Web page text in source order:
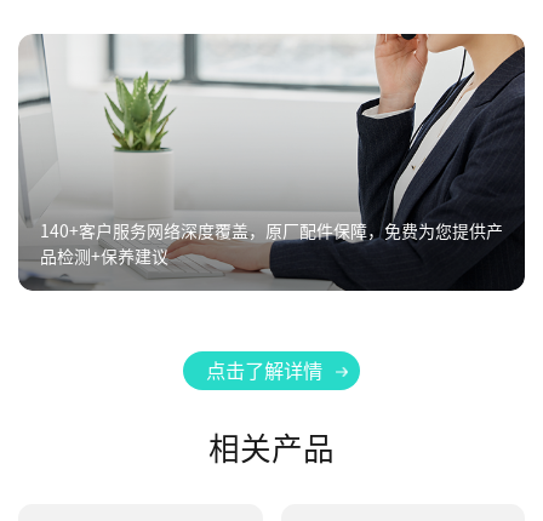
140+客户服务网络深度覆盖，原厂配件保障，免费为您提供产
品检测+保养建议
点击了解详情
相关产品